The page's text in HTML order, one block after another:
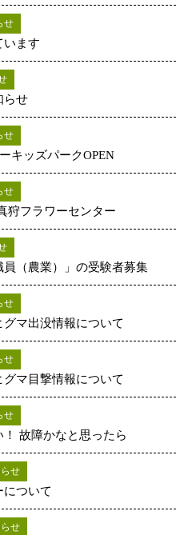
せ
います
らせ
せ
キッズパークOPEN
せ
狩フラワーセンター
（農業）」の受験者募集
せ
マ出没情報について
せ
マ目撃情報について
せ
故障かなと思ったら
せ
について
せ